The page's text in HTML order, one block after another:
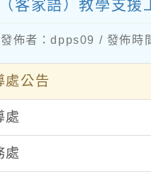
客家語）教學支援
佈者：dpps09 / 發佈時
處公告
處
處